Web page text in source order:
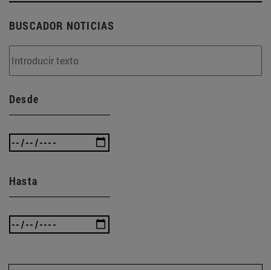
BUSCADOR NOTICIAS
Desde
Hasta